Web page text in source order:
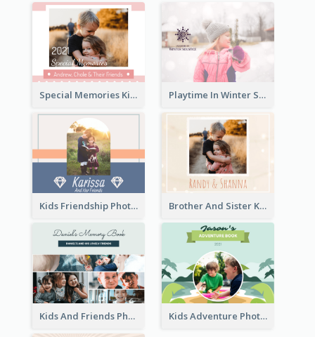
Special Memories Kids Photo Book Playtime In Winter Solstice Kids Photobook
Kids Friendship Photo Book Brother And Sister Kids Photo Book
Kids And Friends Photo Book Kids Adventure Photo Book